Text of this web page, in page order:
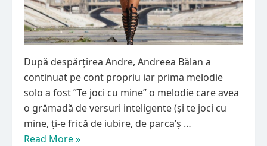
După despărțirea Andre, Andreea Bălan a
continuat pe cont propriu iar prima melodie
solo a fost ”Te joci cu mine” o melodie care avea
o grămadă de versuri inteligente (și te joci cu
mine, ți-e frică de iubire, de parca’ș …
Read More »